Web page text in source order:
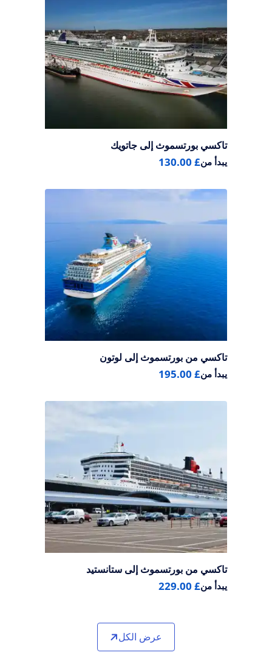
تاكسي بورتسموث إلى جاتويك
يبدأ من£ 130.00
تاكسي من بورتسموث إلى لوتون
يبدأ من£ 195.00
تاكسي من بورتسموث إلى ستانستيد
يبدأ من£ 229.00
عرض الكل